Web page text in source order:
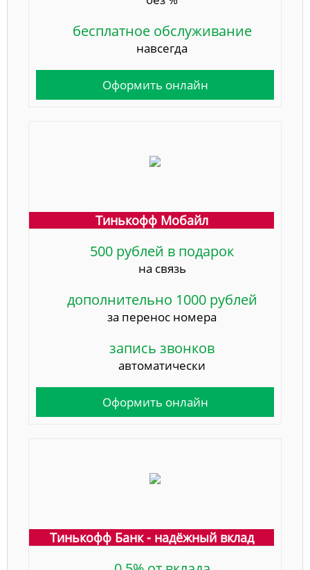
бесплатное обслуживание
навсегда
Оформить онлайн
Тинькофф Мобайл
500 рублей в подарок
на связь
дополнительно 1000 рублей
за перенос номера
запись звонков
автоматически
Оформить онлайн
Тинькофф Банк - надёжный вклад